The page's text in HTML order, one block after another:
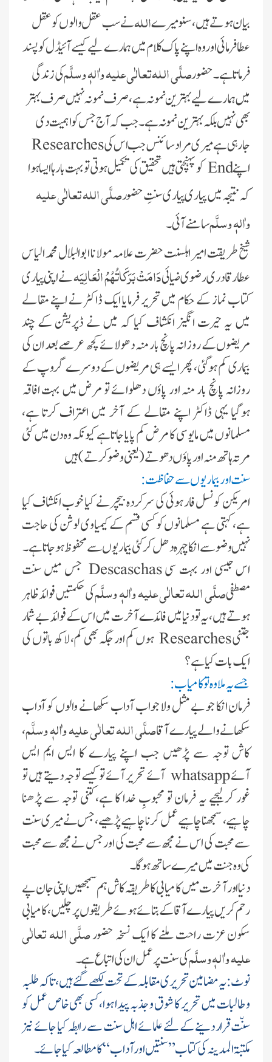
بیان ہوتے ہیں، سنو میرےاللہنے سب عقل والوں کو عقل
عطا فرمائی اور وہ اپنے پاک کلام میں ہمارے لیے کیسے آئیڈل کو پسند
فرماتا ہے۔حضورصلَّی اللہ تعالٰی علیہ واٰلہٖ وسلَّمکی زندگی
میں ہمارے لیے بہترین نمونہ ہے، صرف نمونہ نہیں صرف بہتر
بھی نہیں بلکہ بہترین نمونہ ہے۔جب کہ آج جس کو اہمیت دی
جارہی ہے میری مراد سائنس جب اس کیResearches
اپنےEndکو پہنچتی ہیں تحقیق کی تکمیل ہوتی تو بہت بارہا ایسا ہوا
کہ نتیجہ میں پیاری پیاری سنتِ حضورصلَّی اللہ تعالٰی علیہ
واٰلہٖ وسلَّمسامنے آئی۔
شیخ طریقت امیر اہلسنت حضرت علامہ مولانا ابوالبلال محمد الیاس
عطار قادر ی رضوی ضیائیدَامَتْ بَرَکَاتُہُمُ الْعَالِیَہنے اپنی پیاری
کتاب نماز کے حکام میں تحریر فرمایا ایک ڈاکٹر نے اپنے مقالے
میں یہ حیرت انگیز انکشاف کیا کہ میں نے ڈپریشن کے چند
مریضوں کے روزانہ پانچ بار منہ د ھولائے کچھ عرصے بعد ان کی
بیماری کم ہوگئی، پھر ایسے ہی مریضوں کے دوسرے گروپ کے
روزانہ پانچ بار منہ اور پاؤں دھلوائے تو مرض میں بہت افاقہ
ہوگیا یہی ڈاکٹر اپنے مقالے کے آخر میں اعتراف کرتا ہے،
مسلمانوں میں مایوسی کا مرض کم پایا جاتا ہے کیونکہ وہ دن میں کئی
مرتہ ہاتھ منہ اور پاؤں دھوتے (یعنی وضو کرتے) ہیں
سنت اور بیماریوں سے حفاظت:
امریکن کونسل فار ہوئی کی سرکردہ بیچرنے کیاخوب انکشاف کیا
ہے، کہتی ہے مسلمانوں کو کسی قسم کے کیمیاوی لوشن کی حاجت
نہیں وضو سے انکا چہرہ دھل کر کئی بیماریوں سے محفوظ ہوجاتا ہے۔
اس جیسی اور بہت سیDescaschas جس ميں سنت
مصطفیصلَّی اللہ تعالٰی علیہ واٰلہٖ وسلَّمکی حکمتیں فوائد ظاہر
ہوتے ہیں، یہ تو دنیا میں فائدے آخرت میں اس کے فوائد بے شمار
جتنیResearches ہوں کم اور جگہ بھی کم، لاکھ باتوں کی
ایک بات کیا ہے؟
جسے یہ ملا وہ تو کامیاب:
فرمان انکا جو بے مثل ولا جواب آداب سکھانے والوں کو آداب
سکھانے والے پیارے آقاصلَّی اللہ تعالٰی علیہ واٰلہٖ وسلَّم،
کاش توجہ سے پڑھیں جب اپنے پیارے کا ایس ایم ایس
آئےwhatsappآئے تحرير آئے توکیسے توجہ دیتے ہیں تو
غور کرلیجیے یہ فرمان تو محبوبِ خدا کا ہے،کتنی توجہ سے پڑھنا
چاہیے، سمجھنا چاہیے عمل کرنا چاہیے پڑھیے، جس نے میری سنت
سے محبت کی اس نے مجھ سے محبت کی اور جس نےمجھ سے محبت
کی وہ جنت میں میرے ساتھ ہوگا۔
دنيا اور آخرت ميں کاميابی کا طریقہ کاش ہم سمجھیں اپنی جان پے
رحم کریں پیارے آقا کے بتائے ہوئے طریقوں پر چلیں، کامیابی
سکون عزت راحت ملنے کا ایک نسخہ حضورصلَّی اللہ تعالٰی
علیہ واٰلہٖ وسلَّمکی سنت پر عمل ان کی اتباع ہے۔
نوٹ:یہ مضامین تحریری مقابلہ کے تحت لکھے گئے ہیں، تاکہ طلبہ
و طالبات میں تحریر کا شوق و جذبہ پیدا ہوا، کسی بھی خاص عمل کو
سنّت قرار دینے کے لئے علمائے اہل سنت سے رابطہ کیا جائے نیز
مکتبۃ المدینہ کی کتاب”سنتیں اور آداب“ کا مطالعہ کیا جائے۔